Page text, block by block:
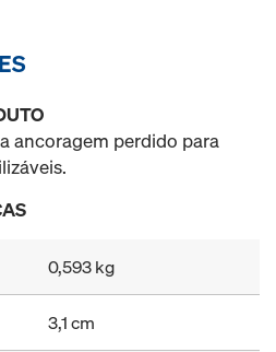
ancoragem perdido para
0,593 kg
3,1 cm